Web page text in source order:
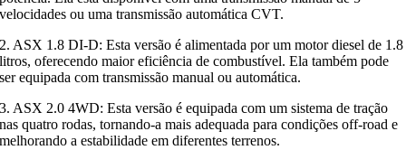
velocidades ou uma transmissão automática CVT.
2. ASX 1.8 DI-D: Esta versão é alimentada por um motor diesel de 1.8
litros, oferecendo maior eficiência de combustível. Ela também pode
ser equipada com transmissão manual ou automática.
3. ASX 2.0 4WD: Esta versão é equipada com um sistema de tração
nas quatro rodas, tornando-a mais adequada para condições off-road e
melhorando a estabilidade em diferentes terrenos.